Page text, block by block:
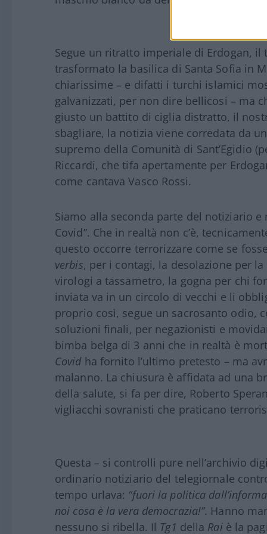
Segue un ritratto imperiale di Erdogan, il
trasformato la basilica di Santa Sofia in
chiarissime – e difatti i turchi islamici
galvanizzati, per non dire bellicosi – ma
giusto un battito di ciglia distratto, il
sbagliare, la notizia viene corredata da
supremo della Comunità di Sant’Egidio
Riccardi, che tifa apertamente per
come cantava Vasco Rossi.
Siamo alla seconda parte del notiziario
Covid”. Che in realtà non c’è,
questo occorre terrorizzare come se
verbis, per i contagi, la desolazione per
virologi a tassametro, la gogna per chi
inviata va in un circolo di vecchi e li
proprio così, segue un sacrosanto odio,
soluzioni finali, per negazionisti e
bimba belga di 3 anni che in realtà è
Covidha fornito l’ultimo pretesto – ma
malanno. La chiusura è affidata ad una
della salute, si fa per dire, Roberto
vigliacchi sovranisti che praticano
Questa – si controlli pure nell’archivio
ordinario notiziario del telegiornale
tempo urlava: “fuori la politica
noi cosa è la vera democrazia!”. Hanno
nessuno si ribella. Il Tg1 della Raiè la